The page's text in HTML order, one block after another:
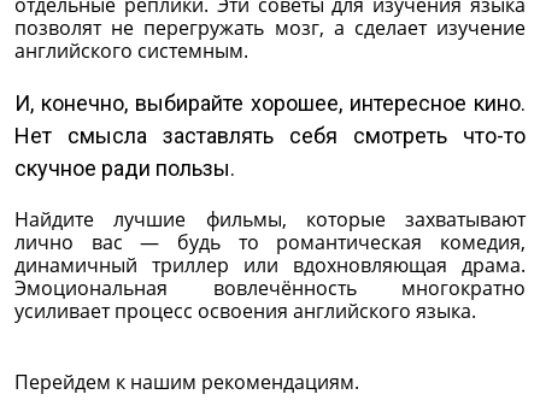
позволят не перегружать мозг, а сделает изучение
английского системным.
И, конечно, выбирайте хорошее, интересное кино.
Нет смысла заставлять себя смотреть что-то
скучное ради пользы.
Найдите лучшие фильмы, которые захватывают
лично вас — будь то романтическая комедия,
динамичный триллер или вдохновляющая драма.
Эмоциональная вовлечённость многократно
усиливает процесс освоения английского языка.
Перейдем к нашим рекомендациям.